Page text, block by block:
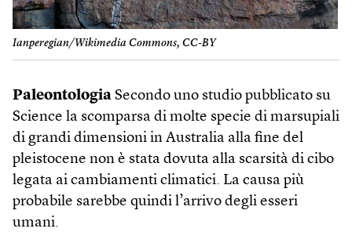
Ianperegian/Wikimedia Commons, CC-BY
Paleontologia Secondo uno studio pubblicato su
Science la scomparsa di molte specie di marsupiali
di grandi dimensioni in Australia alla fine del
pleistocene non è stata dovuta alla scarsità di cibo
legata ai cambiamenti climatici. La causa più
probabile sarebbe quindi l’arrivo degli esseri
umani.